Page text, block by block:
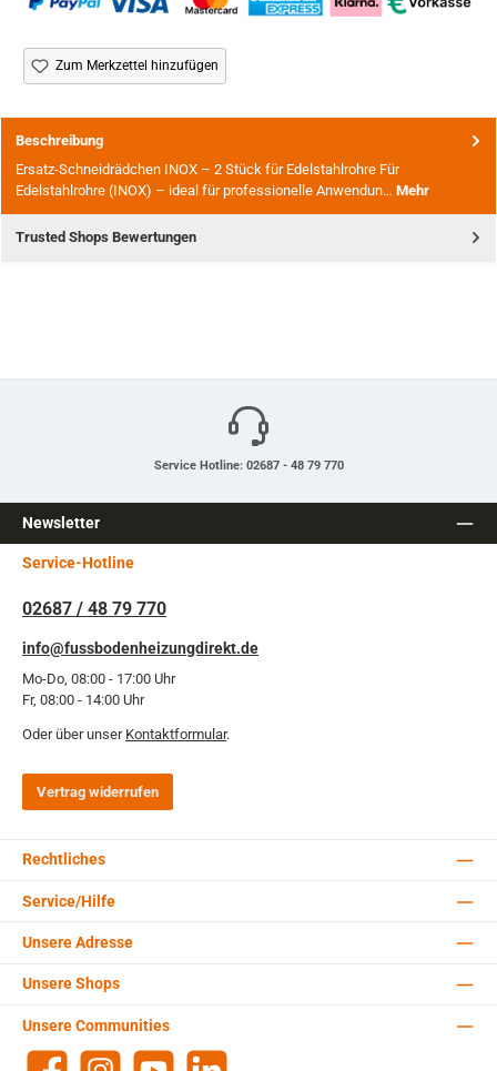
Zum Merkzettel hinzufügen
Beschreibung
Ersatz-Schneidrädchen INOX – 2 Stück für Edelstahlrohre Für
Edelstahlrohre (INOX) – ideal für professionelle Anwendun… Mehr
Trusted Shops Bewertungen
Service Hotline: 02687 - 48 79 770
Newsletter
Service-Hotline
02687 / 48 79 770
info@fussbodenheizungdirekt.de
Mo-Do, 08:00 - 17:00 Uhr
Fr, 08:00 - 14:00 Uhr
Oder über unser Kontaktformular.
Vertrag widerrufen
Rechtliches
Service/Hilfe
Unsere Adresse
Unsere Communities
Unsere Shops